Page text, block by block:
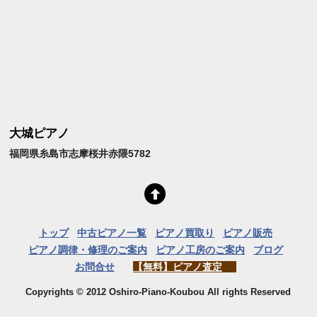
大城ピアノ
福岡県糸島市志摩桜井赤隈5782
トップ 中古ピアノ一覧 ピアノ買取り
ピアノ販売
ピアノ調律・修理のご案内
ピアノ工房のご案内
ブログ
お問合せ
【無料】ピアノ査定
Copyrights © 2012 Oshiro-Piano-Koubou All rights Reserved